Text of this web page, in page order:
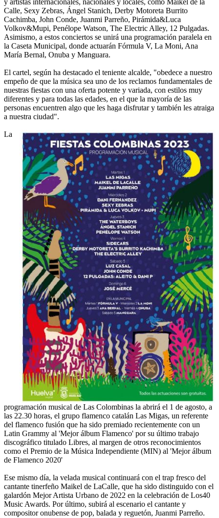
y artistas internacionales, nacionales y locales, como Maikel de la
Calle, Sexy Zebras, Ángel Stanich, Derby Motoreta Burrito
Cachimba, John Conde, Juanmi Parreño, Pirámida&Luca
Volkov&Mupi, Penélope Watson, The Electric Alley, 12 Pulgadas.
Asimismo, a estos conciertos se unirá una programación paralela en
la Caseta Municipal, donde actuarán Fórmula V, La Moni, Ana
María Bernal, Onuba y Manguara.
El cartel, según ha destacado el teniente alcalde, "obedece a nuestro
empeño de que la música sea uno de los reclamos fundamentales de
nuestras fiestas con una oferta potente y variada, con estilos muy
diferentes y para todas las edades, en el que la mayoría de las
personas encuentren algo que les haga disfrutar y también les atraiga
a nuestra ciudad".
La
programación musical de Las Colombinas la abrirá el 1 de agosto, a
las 22.30 horas, el grupo flamenco catalán Las Migas, un referente
del flamenco fusión que ha sido premiado recientemente con un
Latin Grammy al 'Mejor álbum Flamenco' por su último trabajo
discográfico titulado Libres, al margen de otros reconocimientos
como el Premio de la Música Independiente (MIN) al 'Mejor álbum
de Flamenco 2020'
Ese mismo día, la velada musical continuará con el trap fresco del
cantante tinerfeño Maikel de LaCalle, que ha sido distinguido con el
galardón Mejor Artista Urbano de 2022 en la celebración de Los40
Music Awards. Por último, subirá al escenario el cantante y
compositor onubense de pop, balada y reguetón, Juanmi Parreño.